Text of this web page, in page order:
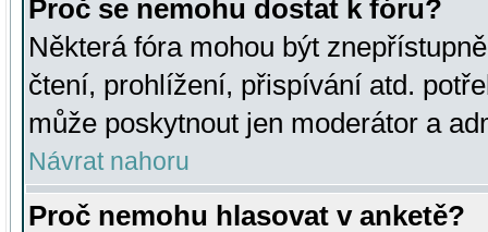
Proč se nemohu dostat k fóru?
Některá fóra mohou být
čtení, prohlížení, přispívání atd.
může poskytnout jen moderátor a
Návrat nahoru
Proč nemohu hlasovat v anketě?